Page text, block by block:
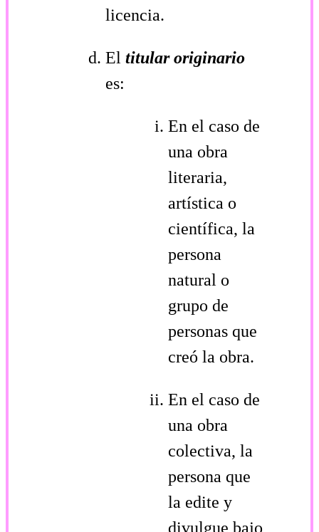
licencia.
El titular originario
es:
En el caso de
una obra
literaria,
artística o
científica, la
persona
natural o
grupo de
personas que
creó la obra.
En el caso de
una obra
colectiva, la
persona que
la edite y
divulgue bajo